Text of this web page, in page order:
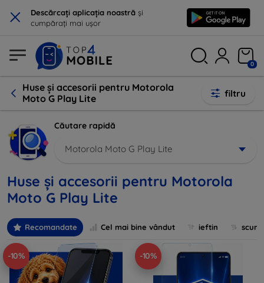
× Descărcați aplicația noastră și
cumpărați mai ușor
0
Huse și accesorii pentru Motorola
Moto G Play Lite
filtru
Căutare rapidă
Motorola Moto G Play Lite
Huse și accesorii pentru Motorola
Moto G Play Lite
Recomandate Cel mai bine vândut ieftin
-10% -10%